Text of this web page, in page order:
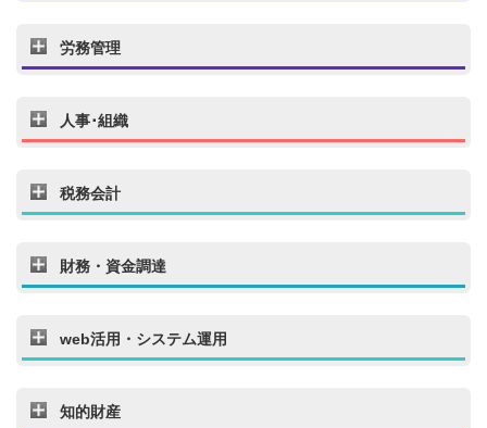
労務管理
人事･組織
税務会計
財務・資金調達
web活用・システム運用
知的財産